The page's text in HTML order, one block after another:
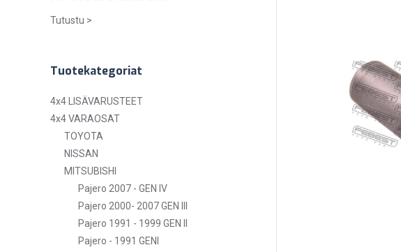
Tutustu >
Tuotekategoriat
4x4 LISÄVARUSTEET
4x4 VARAOSAT
TOYOTA
NISSAN
MITSUBISHI
Pajero 2007 - GEN IV
Pajero 2000- 2007 GEN III
Pajero 1991 - 1999 GEN II
Pajero - 1991 GENI